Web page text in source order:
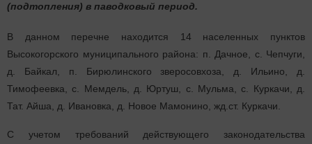
(подтопления) в паводковый период.
В данном перечне находится 14 населенных пунктов
Высокогорского муниципального района: п. Дачное, с. Чепчуги,
д. Байкал, п. Бирюлинского зверосовхоза, д. Ильино, д.
Тимофеевка, с. Мемдель, д. Юртуш, с. Мульма, с. Куркачи, д.
Тат. Айша, д. Ивановка, д. Новое Мамонино, жд.ст. Куркачи.
С учетом требований действующего законодательства